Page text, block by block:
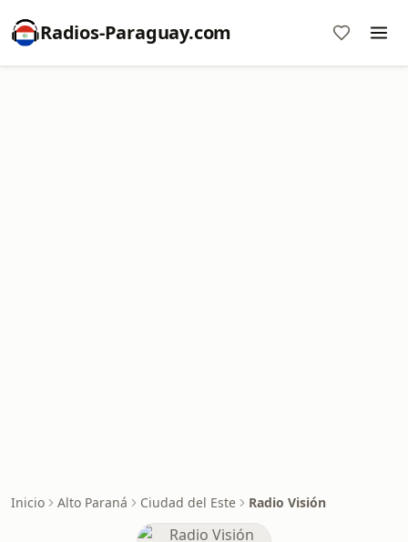
Radios-Paraguay.com
Inicio Alto Paraná Ciudad del Este Radio Visión